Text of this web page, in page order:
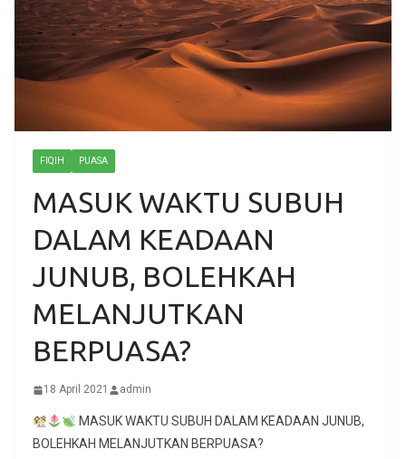
FIQIH PUASA
MASUK WAKTU SUBUH
DALAM KEADAAN
JUNUB, BOLEHKAH
MELANJUTKAN
BERPUASA?
18 April 2021 admin
MASUK WAKTU SUBUH DALAM KEADAAN JUNUB,
BOLEHKAH MELANJUTKAN BERPUASA?